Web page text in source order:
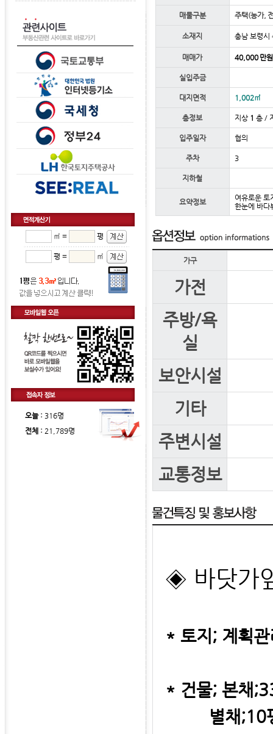
㎡ = 평
평 = ㎡
오늘 : 316명
전체 : 21,789명
매물구분 주택(농가,
소재지 충남 보령시
매매가 40,000 만원
실입주금
대지면적 1,002㎡
층정보 지상 1 층 /
입주일자 협의
주차 3
지하철
요약정보
여유로운 토
한눈에 바다
가구
가전
주방/욕
실
보안시설
기타
주변시설
교통정보
◈ 바닷가
* 토지; 계획
* 건물; 본채
별채;10평-